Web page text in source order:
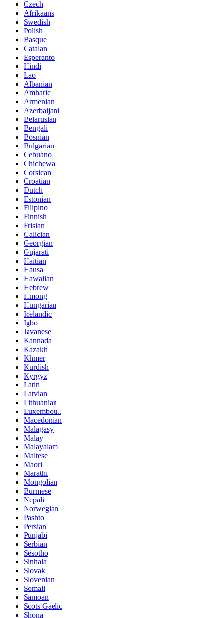
Czech
Afrikaans
Swedish
Polish
Basque
Catalan
Esperanto
Hindi
Lao
Albanian
Amharic
Armenian
Azerbaijani
Belarusian
Bengali
Bosnian
Bulgarian
Cebuano
Chichewa
Corsican
Croatian
Dutch
Estonian
Filipino
Finnish
Frisian
Galician
Georgian
Gujarati
Haitian
Hausa
Hawaiian
Hebrew
Hmong
Hungarian
Icelandic
Igbo
Javanese
Kannada
Kazakh
Khmer
Kurdish
Kyrgyz
Latin
Latvian
Lithuanian
Luxembou..
Macedonian
Malagasy
Malay
Malayalam
Maltese
Maori
Marathi
Mongolian
Burmese
Nepali
Norwegian
Pashto
Persian
Punjabi
Serbian
Sesotho
Sinhala
Slovak
Slovenian
Somali
Samoan
Scots Gaelic
Shona